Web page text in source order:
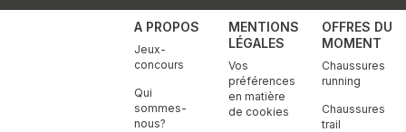
A PROPOS
Jeux-
concours
Qui
sommes-
nous?
MENTIONS
LÉGALES
Vos
préférences
en matière
de cookies
OFFRES DU
MOMENT
Chaussures
running
Chaussures
trail